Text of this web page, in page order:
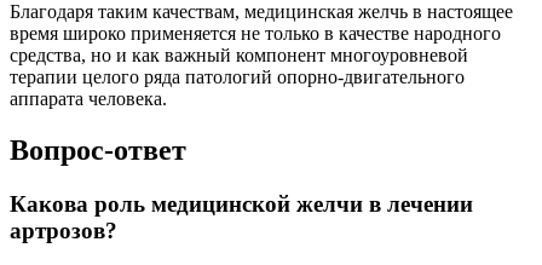
Благодаря таким качествам, медицинская желчь в настоящее
время широко применяется не только в качестве народного
средства, но и как важный компонент многоуровневой
терапии целого ряда патологий опорно-двигательного
аппарата человека.
Вопрос-ответ
Какова роль медицинской желчи в лечении
артрозов?